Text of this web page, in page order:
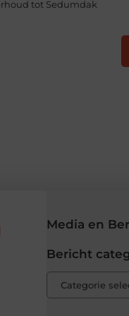
tot Sedumdak
Media en
Bericht